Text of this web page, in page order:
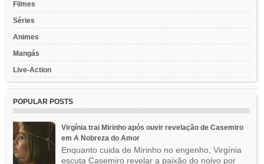
Filmes
Séries
Animes
Mangás
Live-Action
POPULAR POSTS
Virgínia trai Mirinho após ouvir revelação de Casemiro
em A Nobreza do Amor
Enquanto cuida de Mirinho no engenho, Virgínia
escuta Casemiro revelar a paixão do noivo por